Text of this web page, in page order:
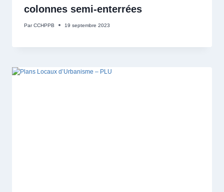
colonnes semi-enterrées
Par CCHPPB 19 septembre 2023